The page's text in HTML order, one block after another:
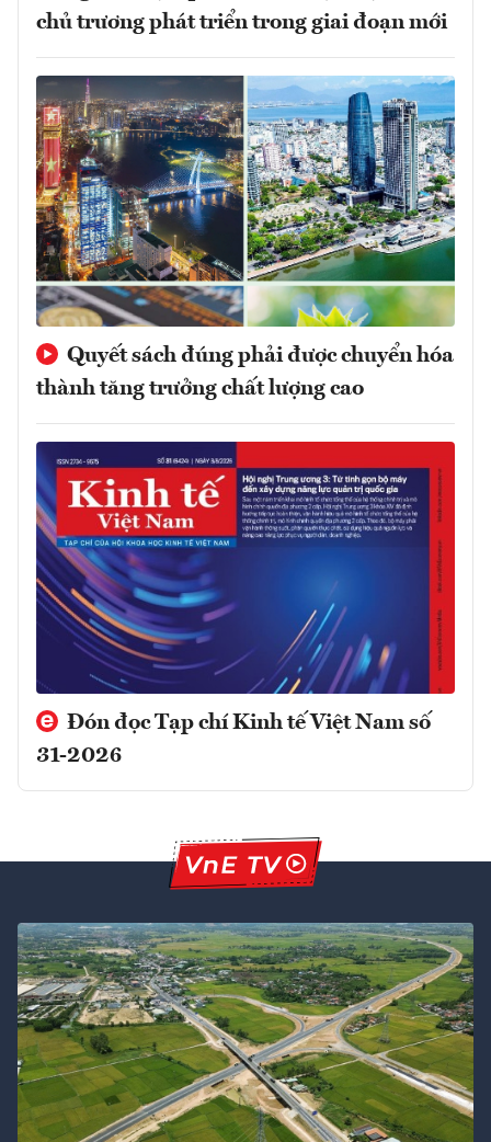
chủ trương phát triển trong giai đoạn mới
Quyết sách đúng phải được chuyển hóa
thành tăng trưởng chất lượng cao
Đón đọc Tạp chí Kinh tế Việt Nam số
31-2026